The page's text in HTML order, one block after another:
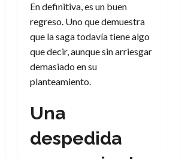
En definitiva, es un buen
regreso. Uno que demuestra
que la saga todavía tiene algo
que decir, aunque sin arriesgar
demasiado en su
planteamiento.
Una
despedida